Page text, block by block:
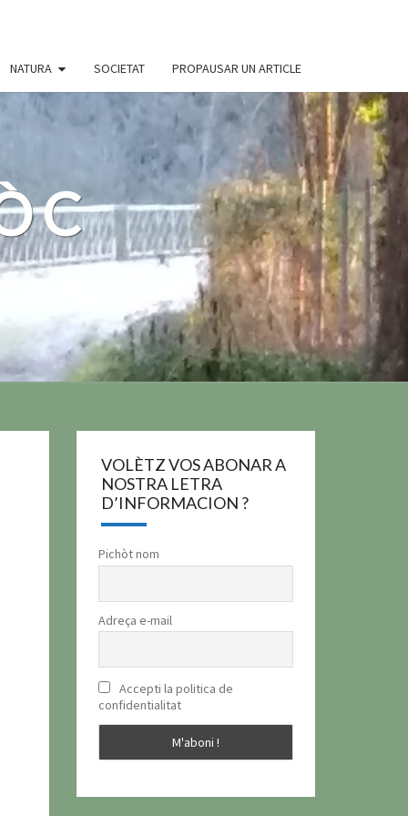
NATURA SOCIETAT PROPAUSAR UN ARTICLE
VOLÈTZ VOS ABONAR A
NOSTRA LETRA
D’INFORMACION ?
Pichòt nom
Adreça e-mail
Accepti la politica de
confidentialitat